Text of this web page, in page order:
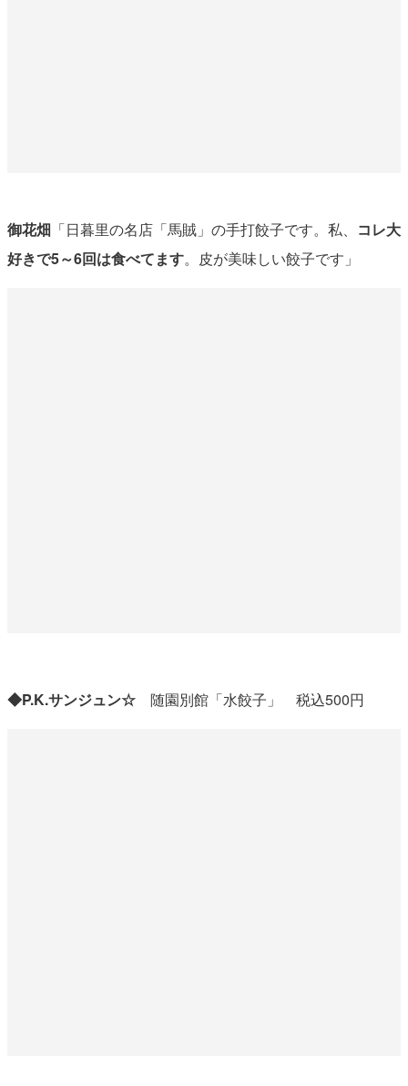
御花畑 「日暮里の名店「馬賊」の手打餃子です。私、 コレ大
好きで5～6回は食べてます。皮が美味しい餃子です」
◆P.K.サンジュン☆随園別館「水餃子」 税込500円